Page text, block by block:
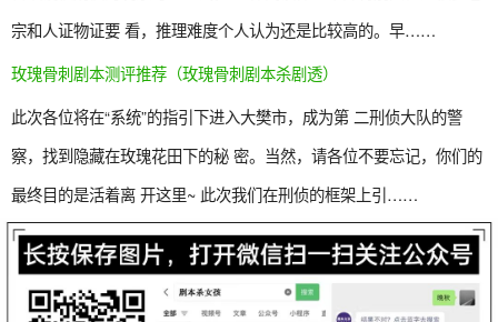
宗和人证物证要 看，推理难度个人认为还是比较高的。早……
玫瑰骨刺剧本测评推荐（玫瑰骨刺剧本杀剧透）
此次各位将在“系统”的指引下进入大樊市，成为第 二刑侦大队的警
察，找到隐藏在玫瑰花田下的秘 密。当然，请各位不要忘记，你们的
最终目的是活着离 开这里~ 此次我们在刑侦的框架上引……